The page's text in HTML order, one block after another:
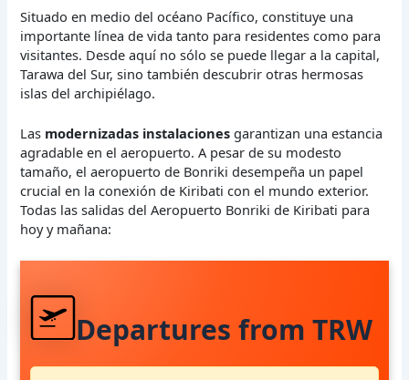
Situado en medio del océano Pacífico, constituye una
importante línea de vida tanto para residentes como para
visitantes. Desde aquí no sólo se puede llegar a la capital,
Tarawa del Sur, sino también descubrir otras hermosas
islas del archipiélago.
Las modernizadas instalaciones garantizan una estancia
agradable en el aeropuerto. A pesar de su modesto
tamaño, el aeropuerto de Bonriki desempeña un papel
crucial en la conexión de Kiribati con el mundo exterior.
Todas las salidas del Aeropuerto Bonriki de Kiribati para
hoy y mañana:
Departures from TRW